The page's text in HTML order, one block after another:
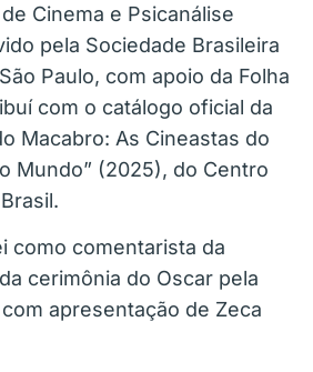
Cinema e Psicanálise
pela Sociedade Brasileira
Paulo, com apoio da Folha
com o catálogo oficial da
Macabro: As Cineastas do
Mundo” (2025), do Centro
como comentarista da
cerimônia do Oscar pela
apresentação de Zeca